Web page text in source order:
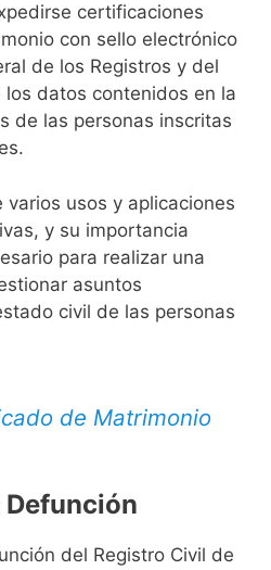
certificaciones
con sello electrónico
de los Registros y del
datos contenidos en la
de las personas inscritas
usos y aplicaciones
y su importancia
para realizar una
asuntos
civil de las personas
de Matrimonio
del Registro Civil de